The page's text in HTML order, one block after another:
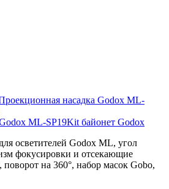
ML-SP19Kit байонет Godox
осветителей Godox ML, угол
фокусировки и отсекающие
на 360°, набор масок Gobo,